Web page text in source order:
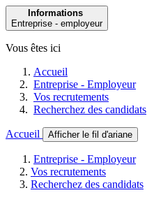
Informations
Entreprise - employeur
Vous êtes ici
Accueil
Entreprise - Employeur
Vos recrutements
Recherchez des candidats
Accueil Afficher le fil d'ariane
Entreprise - Employeur
Vos recrutements
Recherchez des candidats